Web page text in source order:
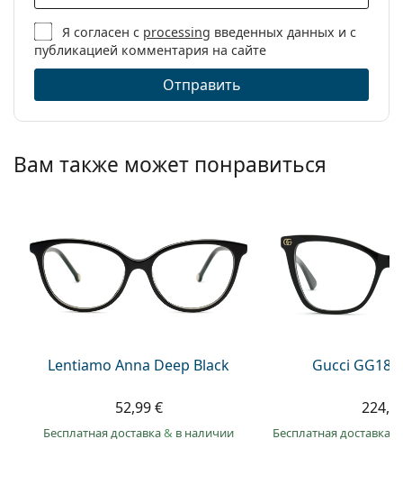
Я согласен с processing введенных данных и с
публикацией комментария на сайте
Отправить
Вам также может понравиться
Lentiamo Anna Deep Black
52,99 €
Бесплатная доставка& в наличии
Gucci
Бесплатная доставка